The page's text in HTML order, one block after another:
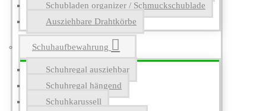
Schubladen organizer / Schmuckschublade
Ausziehbare Drahtkörbe
Schuhaufbewahrung
Schuhregal ausziehbar
Schuhregal hängend
Schuhkarussell